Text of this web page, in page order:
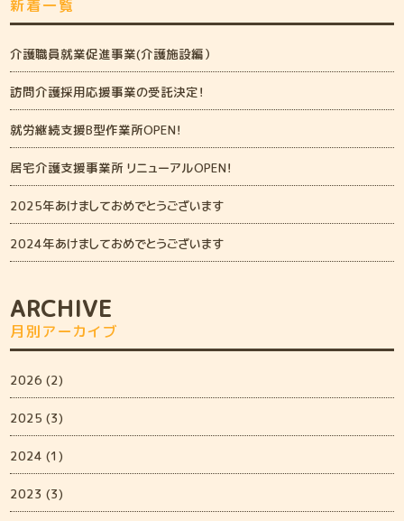
新着一覧
介護職員就業促進事業(介護施設編）
訪問介護採用応援事業の受託決定！
就労継続支援B型作業所OPEN！
居宅介護支援事業所 リニューアルOPEN！
2025年あけましておめでとうございます
2024年あけましておめでとうございます
ARCHIVE
月別アーカイブ
2026 (2)
2025 (3)
2024 (1)
2023 (3)